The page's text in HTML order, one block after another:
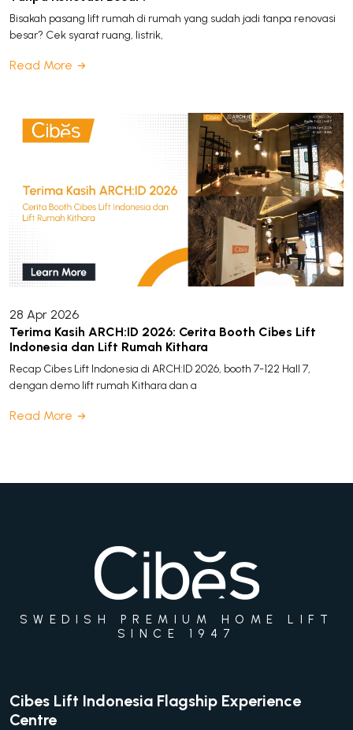
Bisakah pasang lift rumah di rumah yang sudah jadi tanpa renovasi
besar? Cek syarat ruang, listrik,
Read More
28 Apr 2026
Terima Kasih ARCH:ID 2026: Cerita Booth Cibes Lift
Indonesia dan Lift Rumah Kithara
Recap Cibes Lift Indonesia di ARCH:ID 2026, booth 7-122 Hall 7,
dengan demo lift rumah Kithara dan a
Read More
SWEDISH PREMIUM HOME LIFT
SINCE 1947
Cibes Lift Indonesia Flagship Experience
Centre